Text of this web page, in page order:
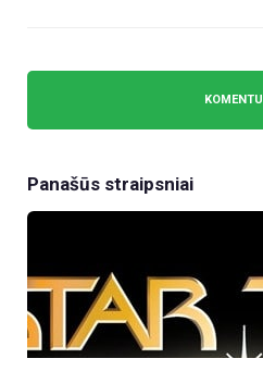
Panašūs straipsniai